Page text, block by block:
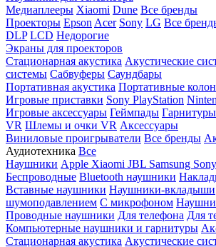
Медиаплееры Xiaomi Dune Все бренды
Проекторы Epson Acer Sony LG Все
DLP LCD Недорогие
Экраны для проекторов
Стационарная акустика Акустические
системы Сабвуферы Саундбары
Портативная акустика Портативные
Игровые приставки Sony PlayStation
Игровые аксессуары Геймпады Гарнитуры
VR Шлемы и очки VR Аксессуары
Виниловые проигрыватели Все бренды
Аудиотехника Все
Наушники Apple Xiaomi JBL Samsung Sony
Беспроводные Bluetooth наушники
Вставные наушники Наушники-вкладыши
шумоподавлением С микрофоном
Проводные наушники Для телефона Для
Компьютерные наушники и гарнитуры
Стационарная акустика Акустические